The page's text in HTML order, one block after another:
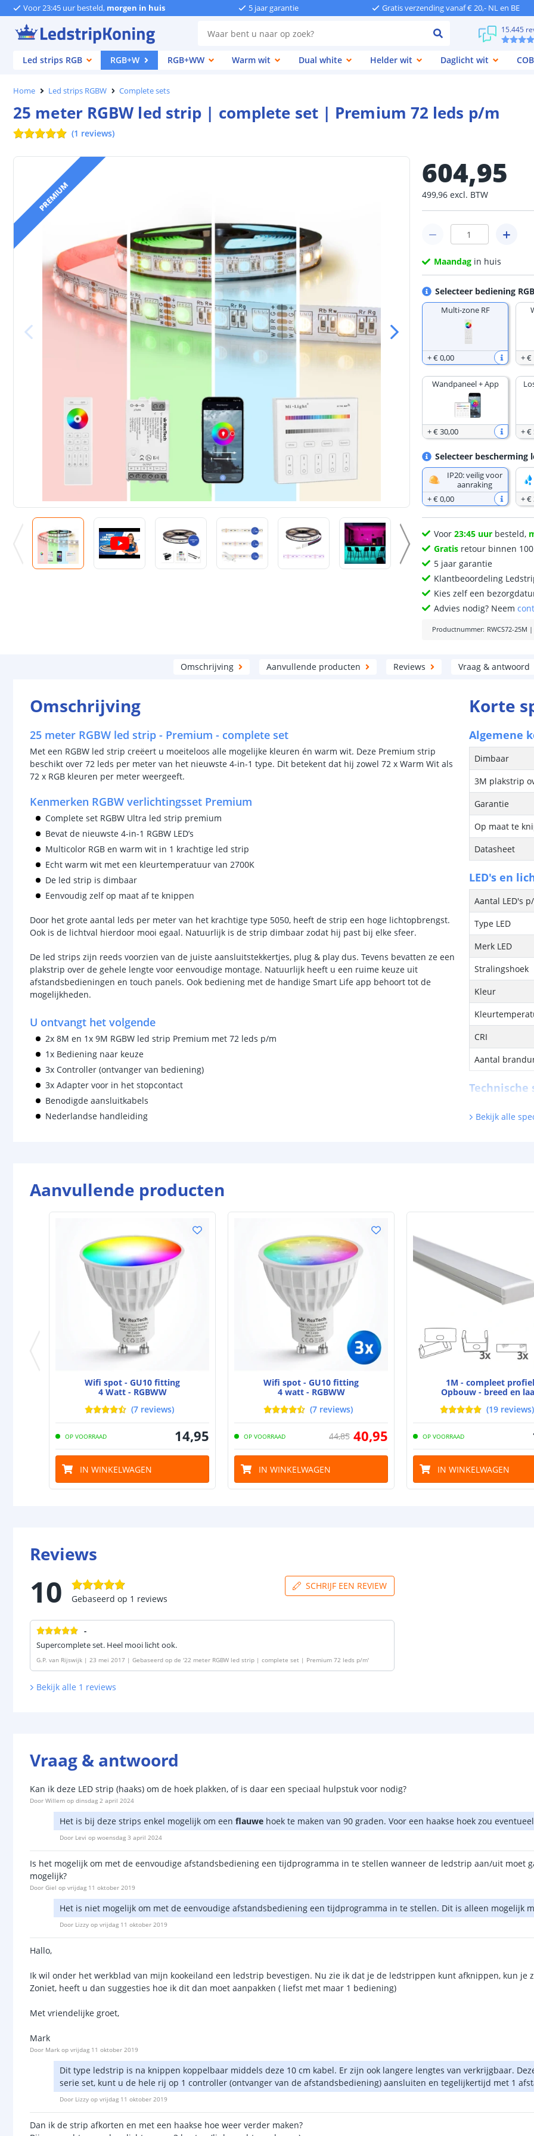
Voor 23:45 uur besteld, morgen in huis 5 jaar garantie Gratis verzending vanaf € 20,- NL en BE
15.445
Led strips RGB
RGB+W RGB+WW Warm wit Dual white Helder wit Daglicht wit COB
Home Led strips RGBW Complete sets
25 meter RGBW led strip | complete set | Premium 72 leds p/m
(1 reviews)
PREMIUM
604,95
499,96 excl. BTW
Maandag in huis
Selecteer bediening
Multi-zone RF
+€ 0,00 +€
Wandpaneel + App
+€ 30,00 +€
Selecteer bescherming
IP20: veilig voor
aanraking
+€ 0,00
+€
Voor23:45 uur besteld,
Gratis retour binnen
5 jaar garantie
Klantbeoordeling
Kies zelf een
Advies nodig? Neem
Productnummer: RWCS72-25M |
Omschrijving Aanvullende producten Reviews Vraag & antwoord
Omschrijving
25 meter RGBW led strip - Premium - complete set
Met een RGBW led strip creëert u moeiteloos alle mogelijke kleuren én warm wit. Deze Premium strip
beschikt over 72 leds per meter van het nieuwste 4-in-1 type. Dit betekent dat hij zowel 72 x Warm Wit als
72 x RGB kleuren per meter weergeeft.
Kenmerken RGBW verlichtingsset Premium
Complete set RGBW Ultra led strip premium
Bevat de nieuwste 4-in-1 RGBW LED’s
Multicolor RGB en warm wit in 1 krachtige led strip
Echt warm wit met een kleurtemperatuur van 2700K
De led strip is dimbaar
Eenvoudig zelf op maat af te knippen
Door het grote aantal leds per meter van het krachtige type 5050, heeft de strip een hoge lichtopbrengst.
Ook is de lichtval hierdoor mooi egaal. Natuurlijk is de strip dimbaar zodat hij past bij elke sfeer.
De led strips zijn reeds voorzien van de juiste aansluitstekkertjes, plug & play dus. Tevens bevatten ze een
plakstrip over de gehele lengte voor eenvoudige montage. Natuurlijk heeft u een ruime keuze uit
afstandsbedieningen en touch panels. Ook bediening met de handige Smart Life app behoort tot de
mogelijkheden.
U ontvangt het volgende
2x 8M en 1x 9M RGBW led strip Premium met 72 leds p/m
1x Bediening naar keuze
3x Controller (ontvanger van bediening)
3x Adapter voor in het stopcontact
Benodigde aansluitkabels
Nederlandse handleiding
Korte
Algemene
Dimbaar
3M plakstrip
Garantie
Op maat te
Datasheet
LED's en
Aantal LED's
Type LED
Merk LED
Stralingshoek
Kleur
CRI
Aantal
Technische
Lichtsterkte
Strip
Bescherming
bescherming
Plakstrip
Breedte led
Dikte led strip
Bekijk alle
Aanvullende producten
Wifi spot - GU10 fitting
4 Watt - RGBWW
(7 reviews)
OP VOORRAAD 14,95
IN WINKELWAGEN
Wifi spot - GU10 fitting
4 watt - RGBWW
(7 reviews)
OP VOORRAAD 44,85 40,95
IN WINKELWAGEN
1M - compleet profiel
Opbouw - breed en
(19 reviews)
OP VOORRAAD
IN WINKELWAGEN
Reviews
10 Gebaseerd op 1 reviews
SCHRIJF EEN REVIEW
-
Supercomplete set. Heel mooi licht ook.
G.P. van Rijswijk | 23 mei 2017 | Gebaseerd op de '22 meter RGBW led strip | complete set | Premium 72 leds p/m'
Bekijk alle 1 reviews
Vraag & antwoord
Kan ik deze LED strip (haaks) om de hoek plakken, of is daar een speciaal hulpstuk voor nodig?
Door Willem op dinsdag 2 april 2024
Het is bij deze strips enkel mogelijk om een flauwe hoek te maken van 90 graden. Voor een haakse hoek zou eventueel
Door Levi op woensdag 3 april 2024
Is het mogelijk om met de eenvoudige afstandsbediening een tijdprogramma in te stellen wanneer de ledstrip aan/uit moet
mogelijk?
Door Giel op vrijdag 11 oktober 2019
Het is niet mogelijk om met de eenvoudige afstandsbediening een tijdprogramma in te stellen. Dit is alleen mogelijk
Door Lizzy op vrijdag 11 oktober 2019
Hallo,
Ik wil onder het werkblad van mijn kookeiland een ledstrip bevestigen. Nu zie ik dat je de ledstrippen kunt afknippen, kun je
Zoniet, heeft u dan suggesties hoe ik dit dan moet aanpakken ( liefst met maar 1 bediening)
Met vriendelijke groet,
Mark
Door Mark op vrijdag 11 oktober 2019
Dit type ledstrip is na knippen koppelbaar middels deze 10 cm kabel. Er zijn ook langere lengtes van verkrijgbaar.
serie set, kunt u de hele rij op 1 controller (ontvanger van de afstandsbediening) aansluiten en tegelijkertijd met 1
Door Lizzy op vrijdag 11 oktober 2019
Dan ik de strip afkorten en met een haakse hoe weer verder maken?